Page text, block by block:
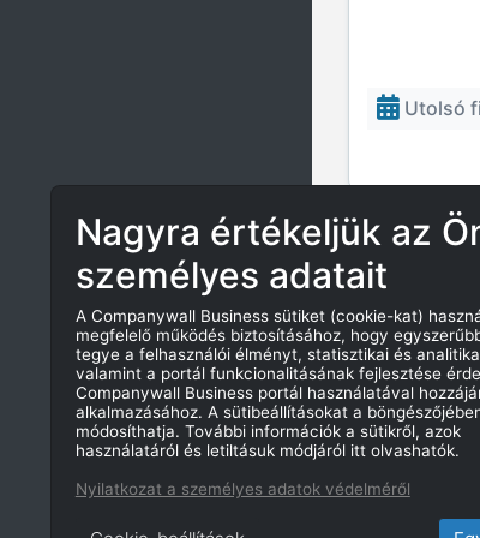
Utolsó
AZ
VALAMINT
Nagyra értékeljük az
személyes adatait
A Companywall Business sütiket (cookie-kat)
megfelelő működés biztosításához, hogy
tegye a felhasználói élményt, statisztikai és
valamint a portál funkcionalitásának fejlesztése
Companywall Business portál használatával
alkalmazásához. A sütibeállításokat a
módosíthatja. További információk a sütikről, azok
használatáról és letiltásuk módjáról itt olvashatók.
Nyilatkozat a személyes adatok védelméről